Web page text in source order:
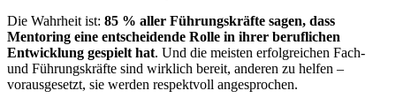
Die Wahrheit ist: 85 % aller Führungskräfte sagen, dass
Mentoring eine entscheidende Rolle in ihrer beruflichen
Entwicklung gespielt hat. Und die meisten erfolgreichen Fach-
und Führungskräfte sind wirklich bereit, anderen zu helfen –
vorausgesetzt, sie werden respektvoll angesprochen.